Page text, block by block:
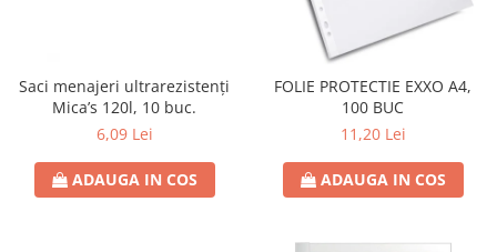
Saci menajeri ultrarezistenți
Mica’s 120l, 10 buc.
6,09 Lei
ADAUGA IN COS
FOLIE PROTECTIE EXXO A4,
100 BUC
11,20 Lei
ADAUGA IN COS